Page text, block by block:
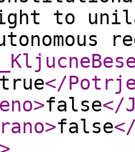
to
true</
>false</
>false